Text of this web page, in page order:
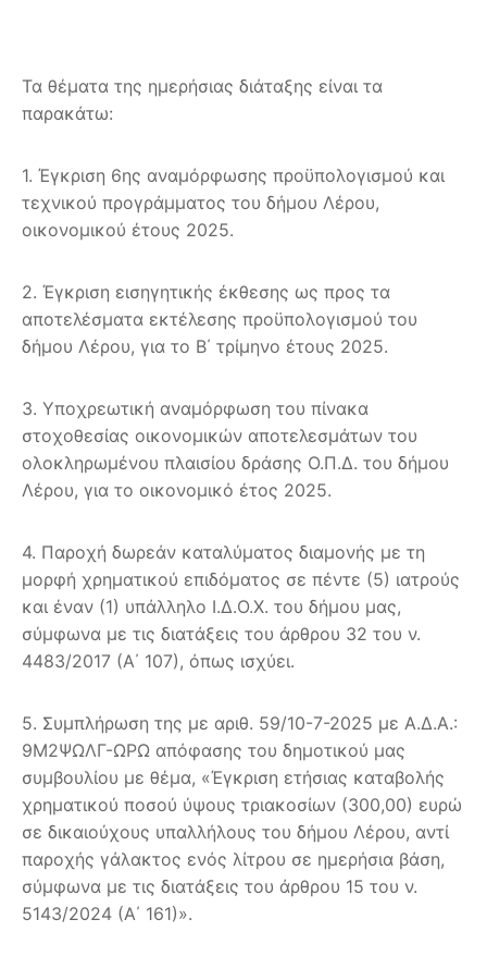
Τα θέματα της ημερήσιας διάταξης είναι τα
παρακάτω:
1. Έγκριση 6ης αναμόρφωσης προϋπολογισμού και
τεχνικού προγράμματος του δήμου Λέρου,
οικονομικού έτους 2025.
2. Έγκριση εισηγητικής έκθεσης ως προς τα
αποτελέσματα εκτέλεσης προϋπολογισμού του
δήμου Λέρου, για το B΄ τρίμηνο έτους 2025.
3. Υποχρεωτική αναμόρφωση του πίνακα
στοχοθεσίας οικονομικών αποτελεσμάτων του
ολοκληρωμένου πλαισίου δράσης Ο.Π.Δ. του δήμου
Λέρου, για το οικονομικό έτος 2025.
4. Παροχή δωρεάν καταλύματος διαμονής με τη
μορφή χρηματικού επιδόματος σε πέντε (5) ιατρούς
και έναν (1) υπάλληλο Ι.Δ.Ο.Χ. του δήμου μας,
σύμφωνα με τις διατάξεις του άρθρου 32 του ν.
4483/2017 (Α΄ 107), όπως ισχύει.
5. Συμπλήρωση της με αριθ. 59/10-7-2025 με Α.Δ.Α.:
9Μ2ΨΩΛΓ-ΩΡΩ απόφασης του δημοτικού μας
συμβουλίου με θέμα, «Έγκριση ετήσιας καταβολής
χρηματικού ποσού ύψους τριακοσίων (300,00) ευρώ
σε δικαιούχους υπαλλήλους του δήμου Λέρου, αντί
παροχής γάλακτος ενός λίτρου σε ημερήσια βάση,
σύμφωνα με τις διατάξεις του άρθρου 15 του ν.
5143/2024 (Α΄ 161)».